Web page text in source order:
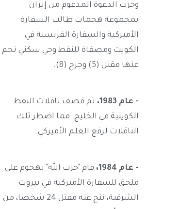
وحزب الدعوة المدعوم من إيران
بمجموعة هجمات طالت السفارة
الأميركية والسفارة الفرنسية في
الكويت ومصفاة للنفط وحي سكني نجم
عنها مقتل (5) وجرح (8).
- عام 1983،
تم قصف ناقلات النفط
الكويتية في الخليج. مما اضطر تلك
الناقلات لرفع العلم الأميركي.
- عام 1984،
قام "حزب الله" بهجوم على
ملحق للسفارة الأميركية في بيروت
الشرقية، نتج عنه مقتل 24 شخصا، من